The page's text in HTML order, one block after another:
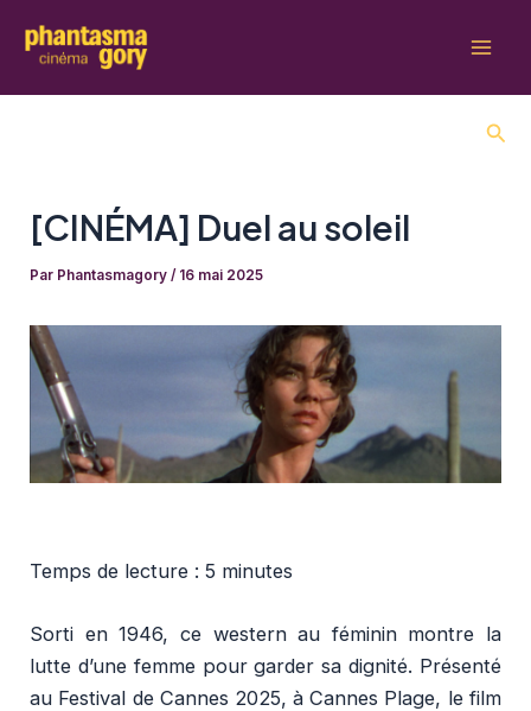
[CINÉMA] Duel au soleil
Par Phantasmagory/ 16 mai 2025
Temps de lecture : 5 minutes
Sorti en 1946, ce western au féminin montre la
lutte d’une femme pour garder sa dignité. Présenté
au Festival de Cannes 2025, à Cannes Plage, le film